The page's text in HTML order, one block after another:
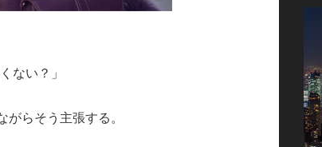
ない？」
らそう主張する。